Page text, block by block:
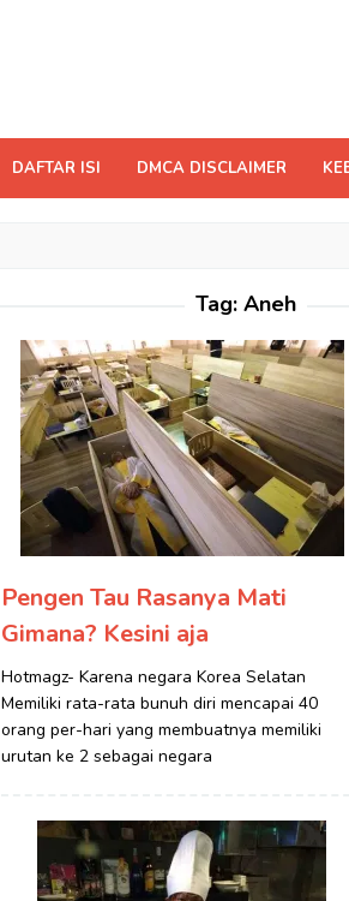
DAFTAR ISI DMCA DISCLAIMER
Tag: Aneh
Pengen Tau Rasanya Mati
Gimana? Kesini aja
Hotmagz- Karena negara Korea Selatan
Memiliki rata-rata bunuh diri mencapai 40
orang per-hari yang membuatnya memiliki
urutan ke 2 sebagai negara